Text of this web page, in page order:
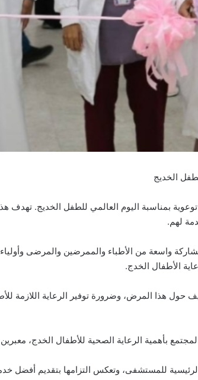
الخديج
بمناسبة اليوم العالمي للطفل الخديج. تهدف
لهم.
واسعة من الأطباء والممرضين والمرضى
الأطفال الخدج.
حول هذا المرض، وضرورة توفير الرعاية اللازمة
بأهمية الرعاية الصحية للأطفال الخدج،
للمستشفى، وتعكس التزامها بتقديم أفضل